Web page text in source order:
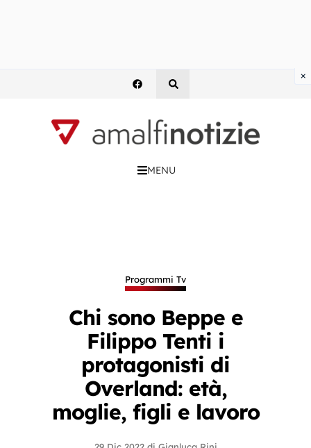
MENU
Programmi Tv
Chi sono Beppe e
Filippo Tenti i
protagonisti di
Overland: età,
moglie, figli e lavoro
×